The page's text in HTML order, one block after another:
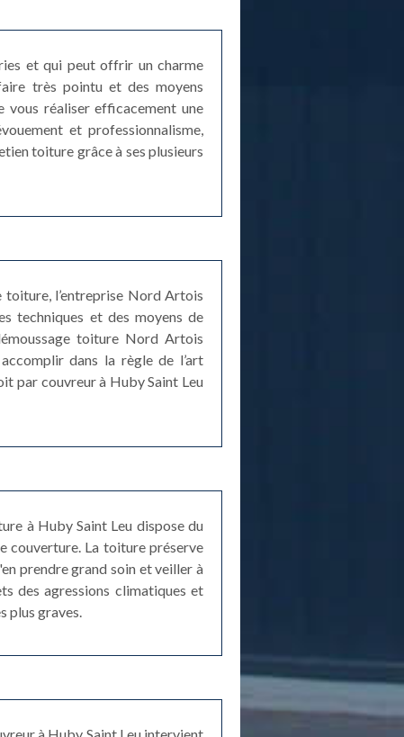
et qui peut offrir un charme
très pointu et des moyens
réaliser efficacement une
et professionnalisme,
toiture grâce à ses plusieurs
toiture, l’entreprise Nord Artois
techniques et des moyens de
toiture Nord Artois
dans la règle de l’art
par couvreur à Huby Saint Leu
à Huby Saint Leu dispose du
couverture. La toiture préserve
prendre grand soin et veiller à
des agressions climatiques et
plus graves.